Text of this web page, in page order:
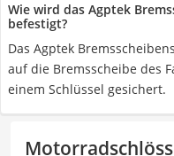
Wie wird das Agptek
befestigt?
Das Agptek
auf die Bremsscheibe des
einem Schlüssel gesichert.